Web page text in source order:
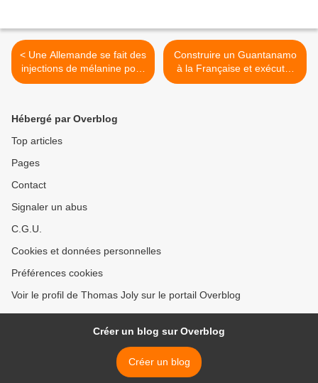
< Une Allemande se fait des
injections de mélanine pour
devenir noire
Construire un Guantanamo
à la Française et exécuter
les djihadistes >
Hébergé par Overblog
Top articles
Pages
Contact
Signaler un abus
C.G.U.
Cookies et données personnelles
Préférences cookies
Voir le profil de Thomas Joly sur le portail Overblog
Créer un blog sur Overblog
Créer un blog